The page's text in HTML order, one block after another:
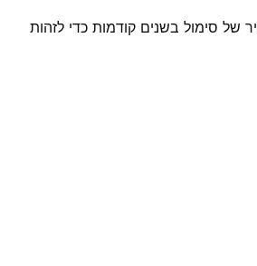
של סימול בשנים קודמות כדי לזהות